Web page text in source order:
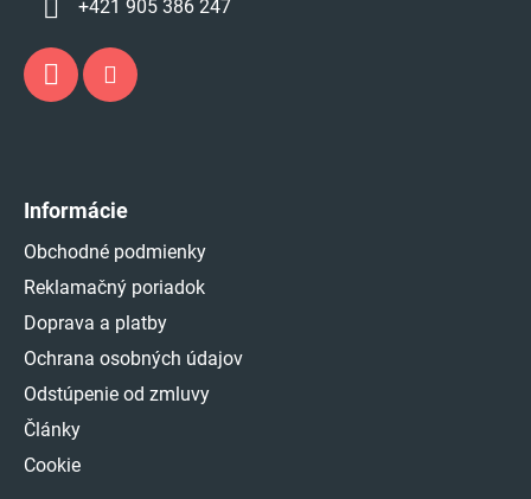
+421 905 386 247
Informácie
Obchodné podmienky
Reklamačný poriadok
Doprava a platby
Ochrana osobných údajov
Odstúpenie od zmluvy
Články
Cookie